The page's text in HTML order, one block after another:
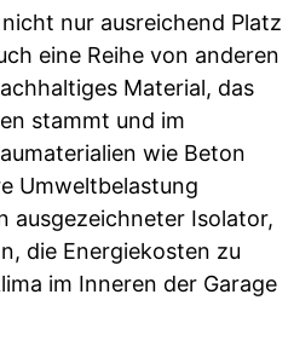
nur ausreichend Platz
eine Reihe von anderen
Material, das
stammt und im
wie Beton
Umweltbelastung
ausgezeichneter Isolator,
die Energiekosten zu
im Inneren der Garage